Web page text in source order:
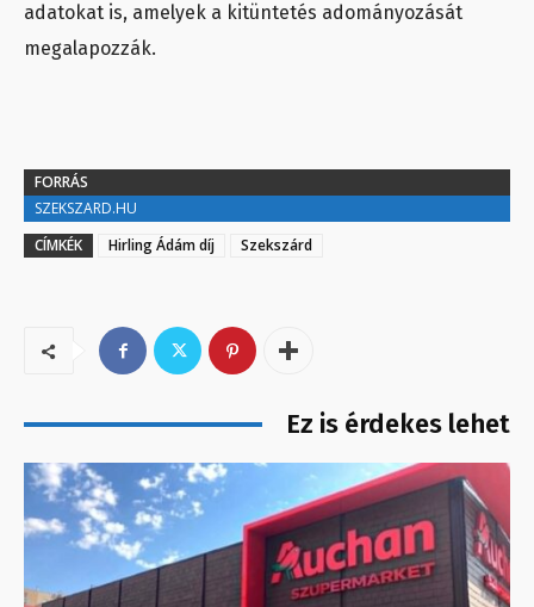
adatokat is, amelyek a kitüntetés adományozását
megalapozzák.
FORRÁS
SZEKSZARD.HU
CÍMKÉK
Hirling Ádám díj Szekszárd
Ez is érdekes lehet